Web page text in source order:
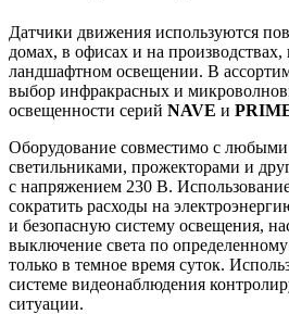
Датчики движения используются
домах, в офисах и на
ландшафтном освещении. В
выбор инфракрасных и
освещенности серий NAVE и
Оборудование совместимо с
светильниками, прожекторами и
с напряжением 230 В.
сократить расходы на
и безопасную систему освещения,
выключение света по
только в темное время суток.
системе видеонаблюдения
ситуации.